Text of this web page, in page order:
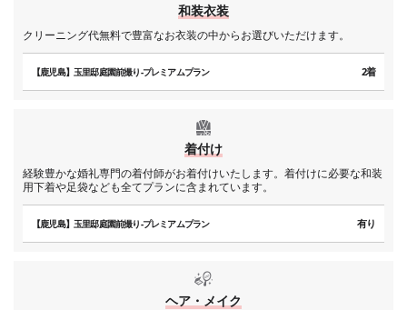
和装衣装
クリーニング代無料で豊富なお衣装の中からお選びいただけます。
【鹿児島】玉里邸庭園前撮り-プレミアムプラン 2着
着付け
経験豊かな婚礼専門の着付師がお着付けいたします。着付けに必要な和装
用下着や足袋なども全てプランに含まれています。
【鹿児島】玉里邸庭園前撮り-プレミアムプラン 有り
ヘア・メイク